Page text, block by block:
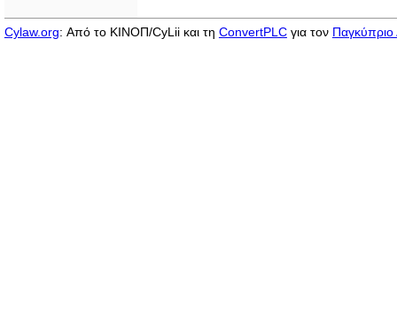
Cylaw.org: Από το ΚΙΝOΠ/CyLii και τη ConvertPLCγια τον Παγκύπριο